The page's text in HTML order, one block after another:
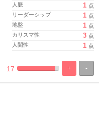
人脈
1 点
リーダーシップ
1 点
地盤
1 点
カリスマ性
3 点
人間性
1 点
-
+
%
100%
17